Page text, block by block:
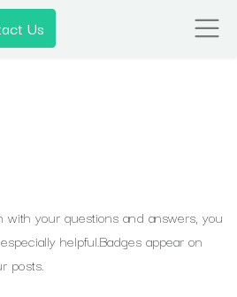
Us
with your questions and answers, you
helpful.Badges appear on
posts.